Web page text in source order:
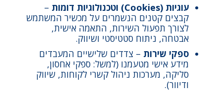
עוגיות (Cookies) וטכנולוגיות דומות –
קבצים קטנים הנשמרים על מכשיר המשתמש
לצורך תפעול השירות, התאמה אישית,
אבטחה, ניתוח סטטיסטי ושיווק.
ספקי שירות – צדדים שלישיים המעבדים
מידע אישי מטעמנו (למשל: ספקי אחסון,
סליקה, מערכות ניהול קשרי לקוחות, שיווק
ודיוור).